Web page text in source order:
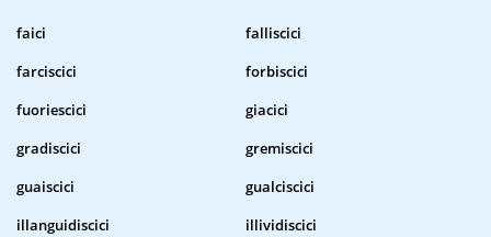
faici
falliscici
farciscici
forbiscici
fuoriescici
giacici
gradiscici
gremiscici
guaiscici
gualciscici
illanguidiscici
illividiscici